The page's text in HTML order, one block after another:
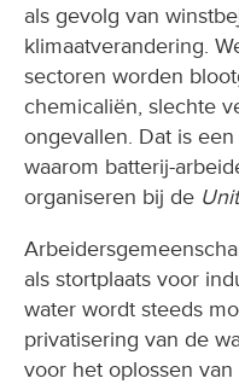
als gevolg van
klimaatverandering.
sectoren worden
chemicaliën, slechte
ongevallen. Dat is
waarom batterij-
organiseren bij de
als stortplaats voor
water wordt steeds
privatisering van de
voor het oplossen